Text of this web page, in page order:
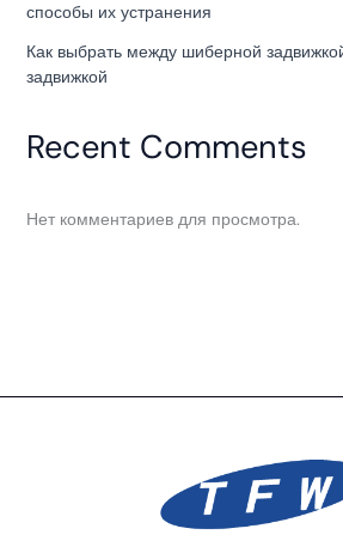
способы их устранения
Как выбрать между шиберной
задвижкой
Recent Comments
Нет комментариев для просмотра.